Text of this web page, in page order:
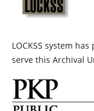
LOCKSS system
serve this Archival